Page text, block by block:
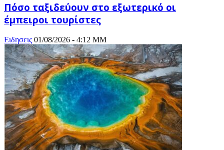
Πόσο ταξιδεύουν στο εξωτερικό οι
έμπειροι τουρίστες
Ειδησεις 01/08/2026 - 4:12 ΜΜ